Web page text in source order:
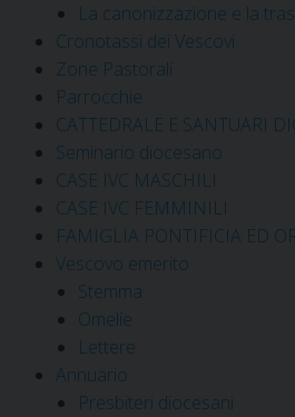
La canonizzazione e la
Cronotassi dei Vescovi
Zone Pastorali
Parrocchie
CATTEDRALE E SANTUARI
Seminario diocesano
CASE IVC MASCHILI
CASE IVC FEMMINILI
FAMIGLIA PONTIFICIA ED
Vescovo emerito
Stemma
Omelie
Lettere
Annuario
Presbiteri diocesani